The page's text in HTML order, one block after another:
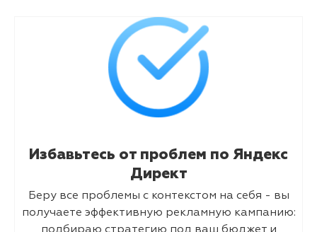
Избавьтесь от проблем по Яндекс
Директ
Беру все проблемы с контекстом на себя - вы
получаете эффективную рекламную кампанию: